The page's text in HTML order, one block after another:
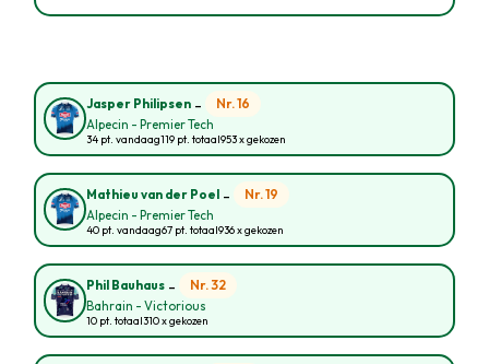
Jasper Philipsen - Nr. 16
Alpecin - Premier Tech
34 pt. vandaag119 pt. totaal953 x gekozen
Mathieu van der Poel - Nr. 19
Alpecin - Premier Tech
40 pt. vandaag67 pt. totaal936 x gekozen
Phil Bauhaus - Nr. 32
Bahrain - Victorious
10 pt. totaal310 x gekozen